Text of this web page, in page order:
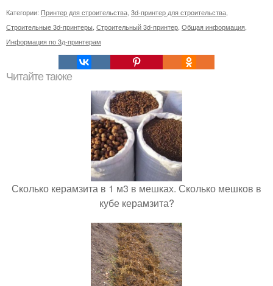
Категории: Принтер для строительства 3d-принтер для строительства
Строительные 3d-принтеры Строительный 3d-принтер Общая информация
Информация по 3д-принтерам
Читайте также
Сколько керамзита в 1 м3 в мешках. Сколько мешков в
кубе керамзита?